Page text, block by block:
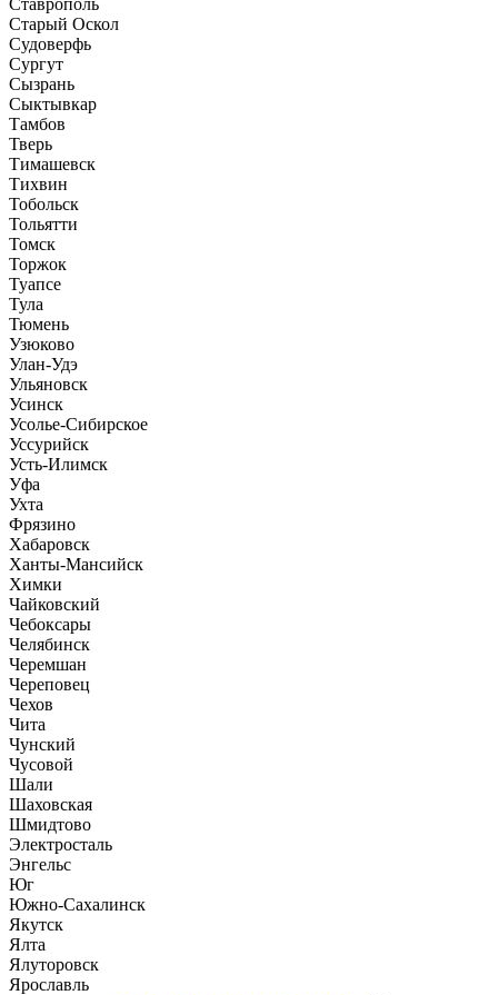
Старый Оскол
Судоверфь
Сургут
Сызрань
Сыктывкар
Тамбов
Тверь
Тимашевск
Тихвин
Тобольск
Тольятти
Томск
Торжок
Туапсе
Тула
Тюмень
Узюково
Улан-Удэ
Ульяновск
Усинск
Усолье-Сибирское
Уссурийск
Усть-Илимск
Уфа
Ухта
Фрязино
Хабаровск
Ханты-Мансийск
Химки
Чайковский
Чебоксары
Челябинск
Черемшан
Череповец
Чехов
Чита
Чунский
Чусовой
Шали
Шаховская
Шмидтово
Электросталь
Энгельс
Юг
Южно-Сахалинск
Якутск
Ялта
Ялуторовск
Ярославль